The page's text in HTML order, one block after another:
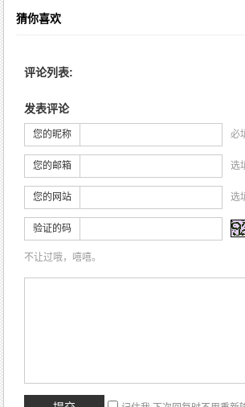
猜你喜欢
评论列表:
发表评论
您的昵称 必
您的邮箱 选
您的网站 选
验证的码
不让过哦，嘻嘻。